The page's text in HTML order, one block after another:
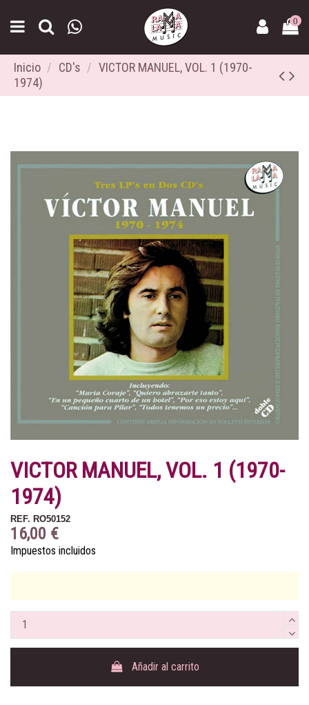
0
Inicio CD's
VICTOR MANUEL, VOL. 1 (1970-
1974)
VICTOR MANUEL, VOL. 1 (1970-
1974)
REF. RO50152
16,00 €
Impuestos incluidos
Añadir al carrito